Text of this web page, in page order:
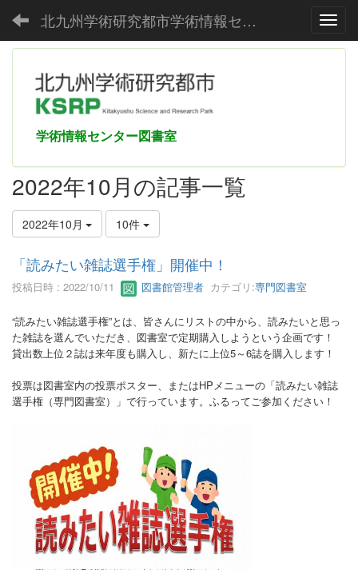
北九州学術研究都市学術情報センター
学術情報センター図書室
2022年10月の記事一覧
2022年10月 10件
「読みたい雑誌選手権」開催中！
投稿日時 : 2022/10/11 図書館管理者 カテゴリ:専門図書室
“読みたい雑誌選手権”とは、皆さんにリストの中から、読みたいと思っ
た雑誌を選んでいただき、図書室で定期購入しようという企画です！
貸出数上位２誌は来年度も購入し、新たに上位5～6誌を購入します！
投票は図書室内の投票ポスター、またはHPメニューの「読みたい雑誌
選手権（専門図書室）」で行っています。ふるってご参加ください！